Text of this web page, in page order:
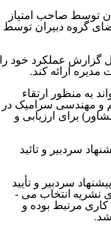
توسط صاحب امتیاز
گروه دبیران توسط
گزارش عملکرد خود را
ارائه ‌کند.
به منظور ارتقاء
و مهندسی سرامیک در
برای ارزیابی و
سردبیر و تائید
سردبیر و تأیید
نشریهانتخاب می ­
مرتبط بوده و